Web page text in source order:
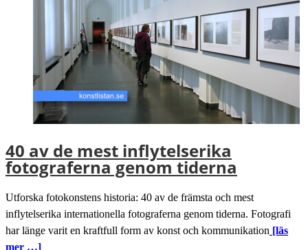
40 av de mest inflytelserika
fotograferna genom tiderna
Utforska fotokonstens historia: 40 av de främsta och mest
inflytelserika internationella fotograferna genom tiderna. Fotografi
har länge varit en kraftfull form av konst och kommunikation [läs
mer …]